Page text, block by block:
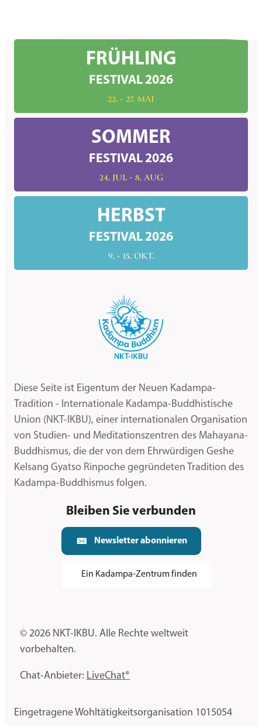
FRÜHLING
FESTIVAL 2026
22. - 27. MAI
SOMMER
FESTIVAL 2026
24. JUL - 8. AUG
HERBST
FESTIVAL 2026
9. - 15. OKT.
Diese Seite ist Eigentum der Neuen Kadampa-
Tradition - Internationale Kadampa-Buddhistische
Union (NKT-IKBU), einer internationalen Organisation
von Studien- und Meditationszentren des Mahayana-
Buddhismus, die der von dem Ehrwürdigen Geshe
Kelsang Gyatso Rinpoche gegründeten Tradition des
Kadampa-Buddhismus folgen.
Bleiben Sie verbunden
Newsletter abonnieren
Ein Kadampa-Zentrum finden
© 2026 NKT-IKBU. Alle Rechte weltweit
vorbehalten.
Chat-Anbieter: LiveChat®
Eingetragene Wohltätigkeitsorganisation 1015054